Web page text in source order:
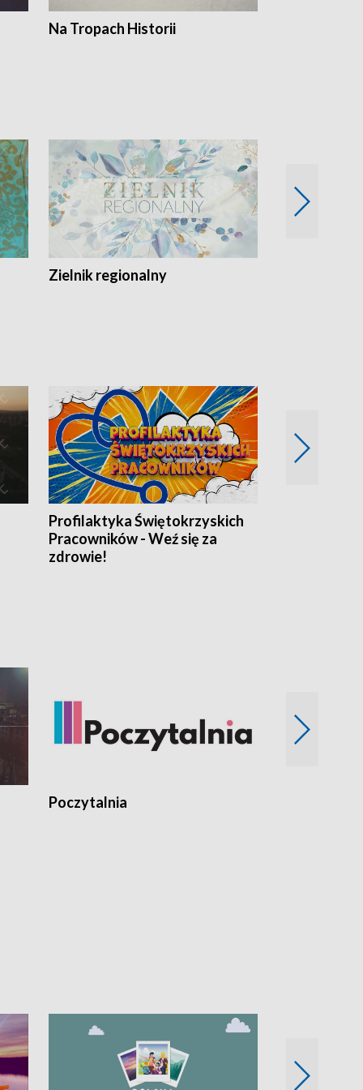
Na Tropach Historii
Zielnik regionalny
Profilaktyka Świętokrzyskich
Pracowników - Weź się za
zdrowie!
Poczytalnia